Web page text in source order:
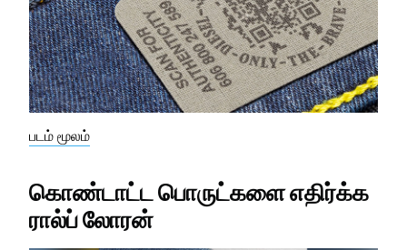
படம் மூலம்
கொண்டாட்ட பொருட்களை எதிர்க்க
ரால்ப் லோரன்